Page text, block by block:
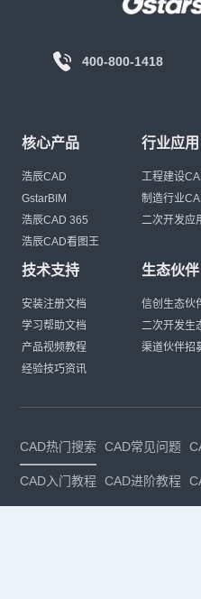
400-800-1418
核心产品
浩辰CAD
GstarBIM
浩辰CAD 365
浩辰CAD看图王
行业应用
工程建设
制造行业
二次开发应
技术支持
安装注册文档
学习帮助文档
产品视频教程
经验技巧资讯
生态伙伴
信创生态伙
二次开发生
渠道伙伴招
CAD热门搜索 CAD常见问题
CAD入门教程 CAD进阶教程